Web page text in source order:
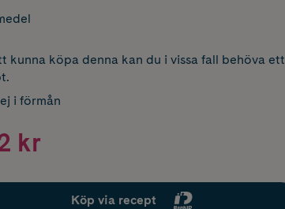
kunna köpa denna kan du i vissa fall behöva ett
i förmån
kr
Köp via recept